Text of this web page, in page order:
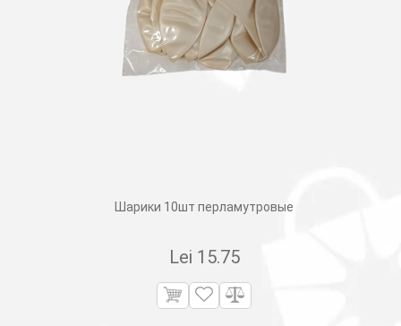
Шарики 10шт перламутровые
Lei 15.75